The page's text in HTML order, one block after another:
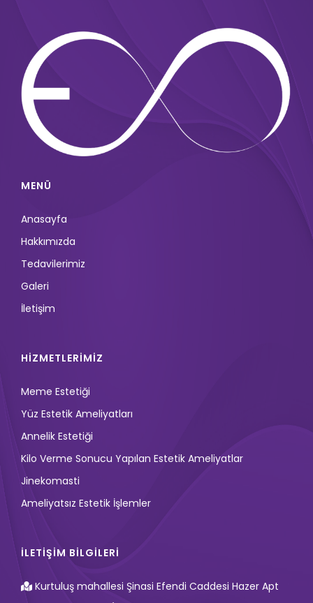
MENÜ
Anasayfa
Hakkımızda
Tedavilerimiz
Galeri
İletişim
HİZMETLERİMİZ
Meme Estetiği
Yüz Estetik Ameliyatları
Annelik Estetiği
Kilo Verme Sonucu Yapılan Estetik Ameliyatlar
Jinekomasti
Ameliyatsız Estetik İşlemler
İLETİŞİM BİLGİLERİ
Kurtuluş mahallesi Şinasi Efendi Caddesi Hazer Apt